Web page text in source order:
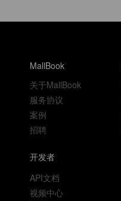
MallBook
关于MallBook
服务协议
案例
招聘
开发者
API文档
视频中心